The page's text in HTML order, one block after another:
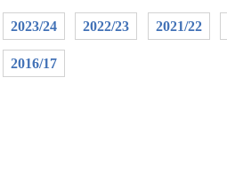
2023/24 2022/23 2021/22
2016/17